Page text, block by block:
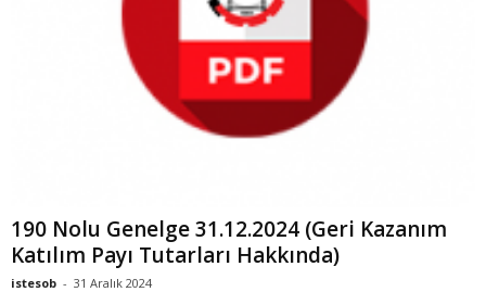
190 Nolu Genelge 31.12.2024 (Geri Kazanım
Katılım Payı Tutarları Hakkında)
istesob - 31 Aralık 2024